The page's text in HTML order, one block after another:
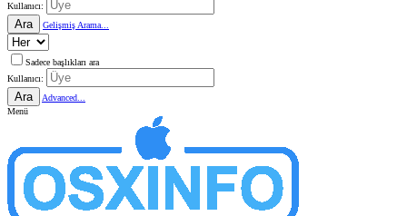
Kullanıcı:
Ara Gelişmiş Arama...
Sadece başlıkları ara
Kullanıcı:
Ara
Advanced...
Menü